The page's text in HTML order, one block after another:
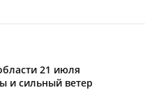
21 июля
и сильный ветер